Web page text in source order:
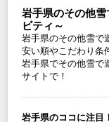
岩手県のその他
ビティ～
岩手県のその他雪で
安い順やこだわり条
岩手県でその他雪で
サイトで！
岩手県のココに注目！